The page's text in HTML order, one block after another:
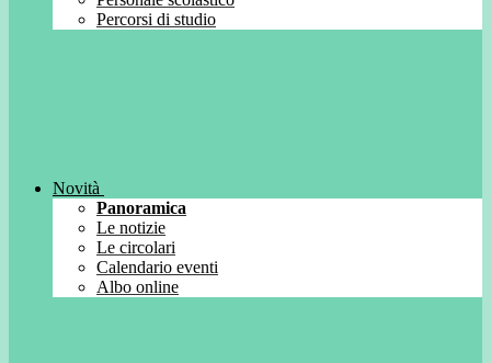
Percorsi di studio
Novità
Panoramica
Le notizie
Le circolari
Calendario eventi
Albo online